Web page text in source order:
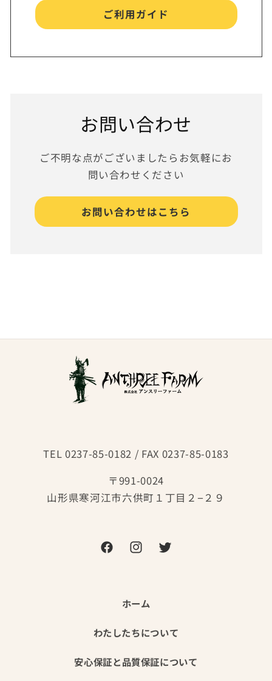
ご利用ガイド
お問い合わせ
ご不明な点がございましたらお気軽にお
問い合わせください
お問い合わせはこちら
TEL 0237-85-0182 / FAX 0237-85-0183
〒991-0024
山形県寒河江市六供町１丁目２−２９
FacebookInstagramTwitter
ホーム
わたしたちについて
安心保証と品質保証について